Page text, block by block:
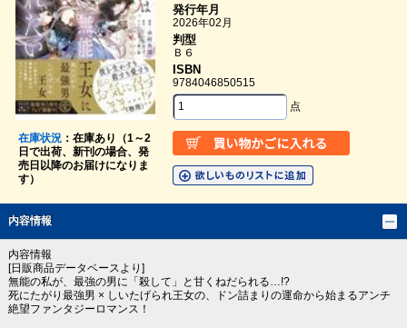
在庫状況：在庫あり（1～2
日で出荷、新刊の場合、発
売日以降のお届けになりま
す）
発行年月
2026年02月
判型
Ｂ６
ISBN
9784046850515
点
内容情報
内容情報
[日販商品データベースより]
無能の私が、最強の男に「殺して」と甘くねだられる…!?
死にたがり最強男 × しいたげられ王女の、ドン詰まりの運命から始まるアンチ
絶望ファンタジーロマンス！